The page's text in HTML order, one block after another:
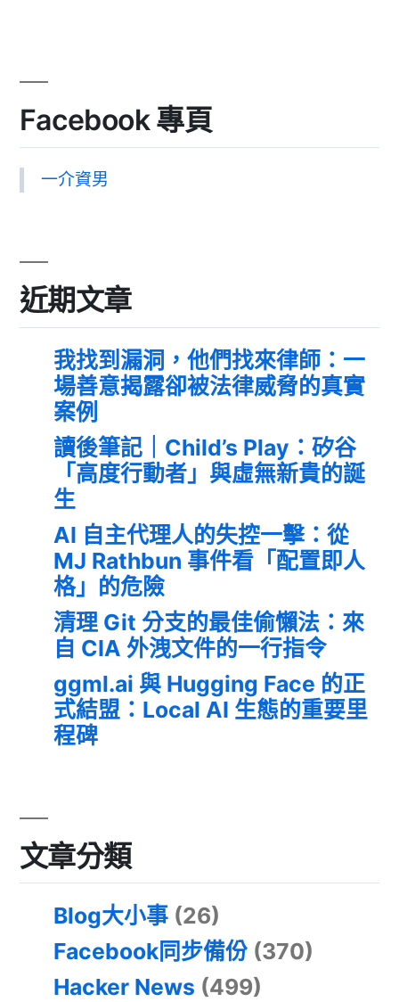
Facebook 專頁
一介資男
近期文章
我找到漏洞，他們找來律師：一
場善意揭露卻被法律威脅的真實
案例
讀後筆記｜Child’s Play：矽谷
「高度行動者」與虛無新貴的誕
生
AI 自主代理人的失控一擊：從
MJ Rathbun 事件看「配置即人
格」的危險
清理 Git 分支的最佳偷懶法：來
自 CIA 外洩文件的一行指令
ggml.ai 與 Hugging Face 的正
式結盟：Local AI 生態的重要里
程碑
文章分類
Blog大小事 (26)
Facebook同步備份 (370)
Hacker News (499)